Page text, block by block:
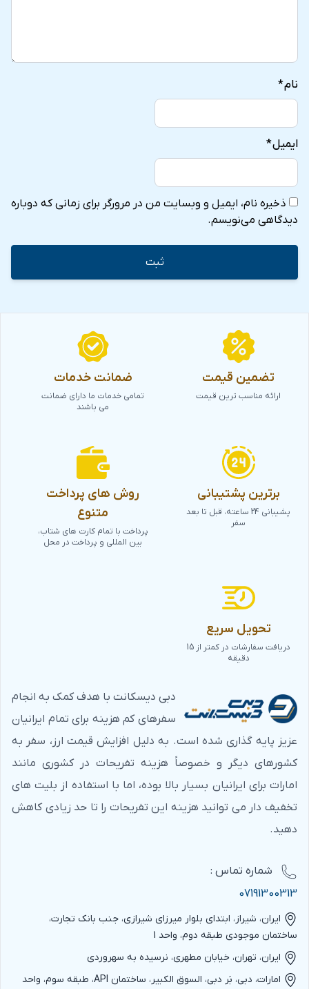
نام*
ایمیل*
ذخیره نام، ایمیل و وبسایت من در مرورگر برای زمانی که دوباره
دیدگاهی می‌نویسم.
تضمین قیمت
ارائه مناسب ترین قیمت
ضمانت خدمات
تمامی خدمات ما دارای ضمانت
می باشند
برترین پشتیبانی
پشیبانی 24 ساعته، قبل تا بعد
سفر
روش های پرداخت
متنوع
پرداخت با تمام کارت های شتاب،
بین المللی و پرداخت در محل
تحویل سریع
دریافت سفارشات در کمتر از 15
دقیقه
دبی دیسکانت با هدف کمک به انجام
سفرهای کم هزینه برای تمام ایرانیان
عزیز پایه گذاری شده است. به دلیل افزایش قیمت ارز، سفر به
کشورهای دیگر و خصوصاً هزینه تفریحات در کشوری مانند
امارات برای ایرانیان بسیار بالا بوده، اما با استفاده از بلیت های
تخفیف دار می توانید هزینه این تفریحات را تا حد زیادی کاهش
دهید.
شماره‌ تماس :
07191300313
ایران، شیراز، ابتدای بلوار میرزای شیرازی، جنب بانک تجارت،
ساختمان موجودی طبقه دوم، واحد 1
ایران، تهران، خیابان مطهری، نرسیده به سهروردی
امارات، دبی، بَر دبی، السوق الکبیر، ساختمان API، طبقه سوم، واحد